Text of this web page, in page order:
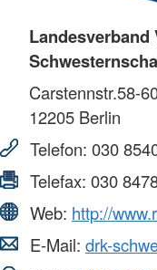
Landesverband
Carstennstr.58-
12205 Berlin
Telefon: 030
Telefax: 030
Web: http://
E-Mail: drk-